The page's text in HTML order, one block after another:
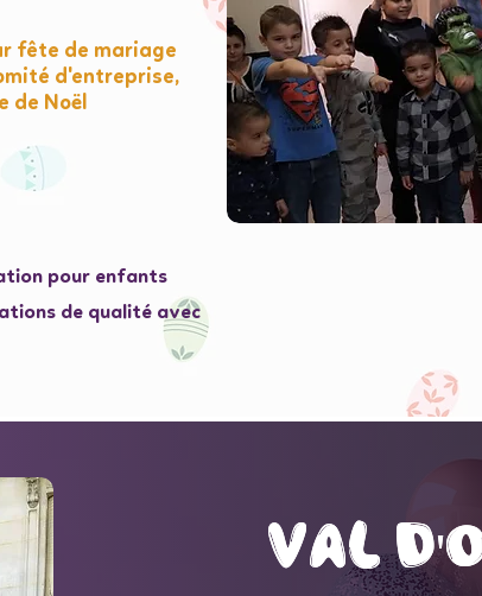
fête de mariage
d'entreprise,
de Noël
pour enfants
de qualité avec
val
val